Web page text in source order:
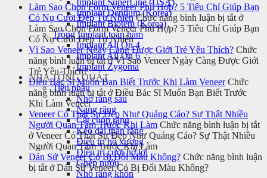
Implant SuperLine (USA)
Implant Dentium (Korea)
Implant Biotem (Korea)
Trồng Implant toàn hàm
Implant All On 4
Implant All On 6
Implant Zygoma
NHA TỔNG QUÁT
Tiểu phẫu
Nhổ răng sâu
Nang răng
Cắt chóp răng
Kéo dài thân răng
Điều trị hô xương
Điều trị cười hở lợi
Ghép nướu
Nhổ răng khôn
Làm Sao Chọn Form Veneer Phù Hợp? 5 Tiêu Chí Giúp Bạn
Có Nụ Cười Đẹp Tự Nhiên Chức năng bình luận bị tắtở
Làm Sao Chọn Form Veneer Phù Hợp? 5 Tiêu Chí Giúp Bạn
Có Nụ Cười Đẹp Tự Nhiên
Vì Sao Veneer Ngày Càng Được Giới Trẻ Yêu Thích? Chức
năng bình luận bị tắtở Vì Sao Veneer Ngày Càng Được Giới
Trẻ Yêu Thích?
Điều Bác Sĩ Muốn Bạn Biết Trước Khi Làm Veneer Chức
năng bình luận bị tắtở Điều Bác Sĩ Muốn Bạn Biết Trước
Khi Làm Veneer
Veneer Có Thật Sự Đẹp Như Quảng Cáo? Sự Thật Nhiều
Người Quan Tâm Trước Khi Làm Chức năng bình luận bị tắt
ở Veneer Có Thật Sự Đẹp Như Quảng Cáo? Sự Thật Nhiều
Người Quan Tâm Trước Khi Làm
Dán Sứ Veneer Có Bị Đổi Màu Không? Chức năng bình luận
bị tắtở Dán Sứ Veneer Có Bị Đổi Màu Không?